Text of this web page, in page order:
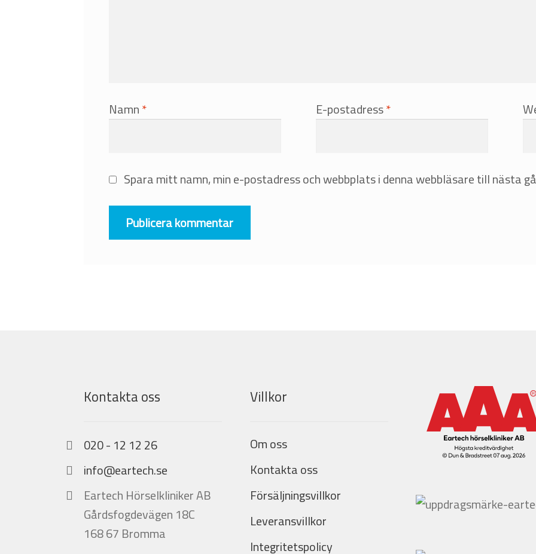
Namn* E-postadress*
Spara mitt namn, min e-postadress och webbplats i denna webbläsare till nästa
Kontakta oss
020 - 12 12 26
info@eartech.se
Eartech Hörselkliniker AB
Gårdsfogdevägen 18C
168 67 Bromma
Villkor
Om oss
Kontakta oss
Försäljningsvillkor
Leveransvillkor
Integritetspolicy